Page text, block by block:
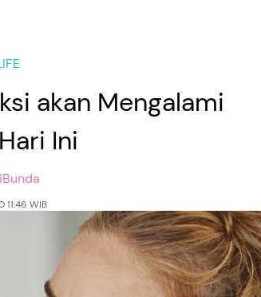
akan Mengalami
Ini
11:46 WIB